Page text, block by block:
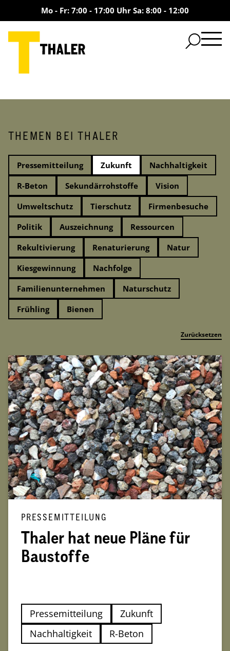
Mo - Fr: 7:00 - 17:00 Uhr Sa: 8:00 - 12:00
THEMEN BEI THALER
Pressemitteilung Zukunft
Nachhaltigkeit
R-Beton
Sekundärrohstoffe
Vision
Umweltschutz
Tierschutz
Firmenbesuche
Politik
Auszeichnung
Ressourcen
Rekultivierung
Renaturierung
Natur
Kiesgewinnung
Nachfolge
Familienunternehmen
Naturschutz
Frühling
Bienen
Zurücksetzen
PRESSEMITTEILUNG
Thaler hat neue Pläne für
Baustoffe
Pressemitteilung
Zukunft
Nachhaltigkeit
R-Beton